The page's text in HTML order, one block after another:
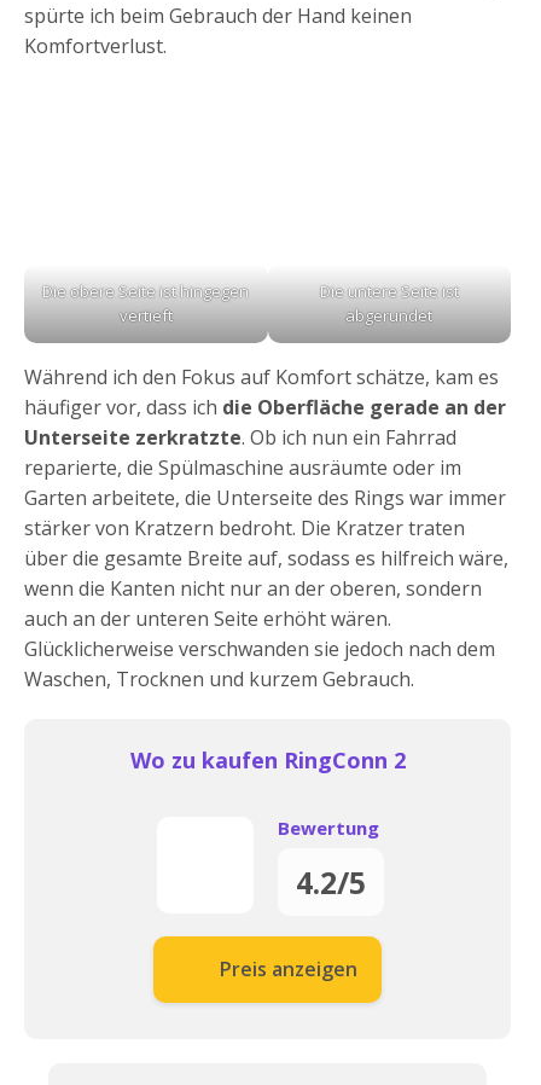
spürte ich beim Gebrauch der Hand keinen
Komfortverlust.
Die obere Seite ist hingegen
vertieft
Die untere Seite ist
abgerundet
Während ich den Fokus auf Komfort schätze, kam es
häufiger vor, dass ich die Oberfläche gerade an der
Unterseite zerkratzte. Ob ich nun ein Fahrrad
reparierte, die Spülmaschine ausräumte oder im
Garten arbeitete, die Unterseite des Rings war immer
stärker von Kratzern bedroht. Die Kratzer traten
über die gesamte Breite auf, sodass es hilfreich wäre,
wenn die Kanten nicht nur an der oberen, sondern
auch an der unteren Seite erhöht wären.
Glücklicherweise verschwanden sie jedoch nach dem
Waschen, Trocknen und kurzem Gebrauch.
Wo zu kaufen RingConn 2
Bewertung
4.2/5
Preis anzeigen